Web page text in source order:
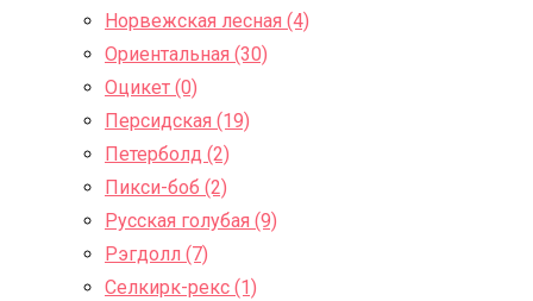
Норвежская лесная (4)
Ориентальная (30)
Оцикет (0)
Персидская (19)
Петерболд (2)
Пикси-боб (2)
Русская голубая (9)
Рэгдолл (7)
Селкирк-рекс (1)